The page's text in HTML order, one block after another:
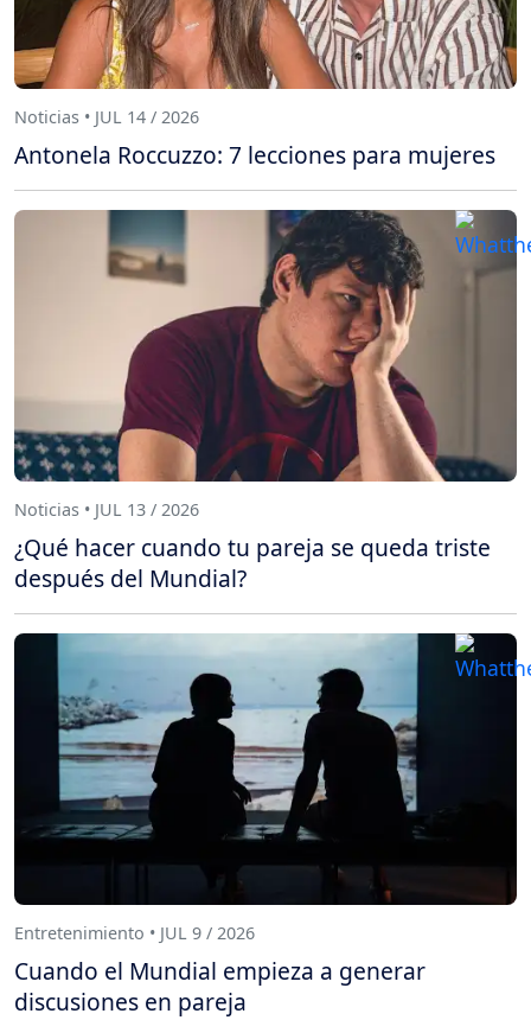
Noticias • JUL 14 / 2026
Antonela Roccuzzo: 7 lecciones para mujeres
Noticias • JUL 13 / 2026
¿Qué hacer cuando tu pareja se queda triste
después del Mundial?
Entretenimiento • JUL 9 / 2026
Cuando el Mundial empieza a generar
discusiones en pareja